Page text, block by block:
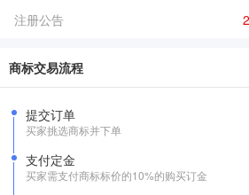
注册公告
商标交易流程
提交订单
买家挑选商标并下单
支付定金
买家需支付商标标价的10%的购买订金